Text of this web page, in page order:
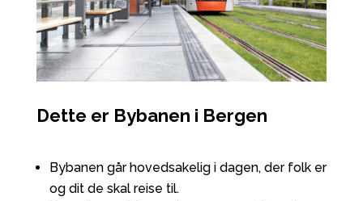
Dette er Bybanen i Bergen
Bybanen går hovedsakelig i dagen, der folk er
og dit de skal reise til.